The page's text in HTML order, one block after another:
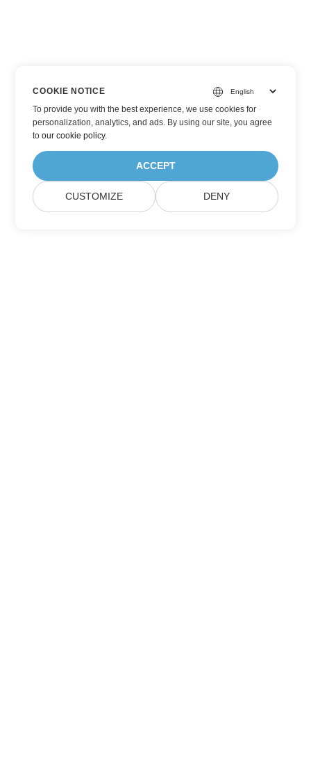
COOKIE NOTICE
To provide you with the best experience, we use cookies for
personalization, analytics, and ads. By using our site, you agree
toour cookie policy.
ACCEPT
CUSTOMIZE DENY